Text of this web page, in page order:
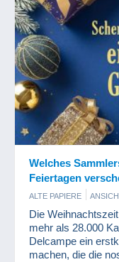
Welches
Feiertagen
ALTE PAPIERE
ESSEN UND TRINKEN
MODERNE
PHOTOGRAPHICA
Die
mehr als 28.000
Delcampe ein
machen, die die